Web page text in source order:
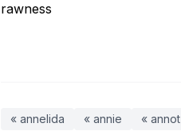
rawness
« annelida « annie « annot